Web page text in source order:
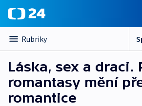
Rubriky
Láska, sex a draci.
romantasy mění
romantice